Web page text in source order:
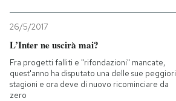
26/5/2017
L’Inter ne uscirà mai?
Fra progetti falliti e "rifondazioni" mancate,
quest'anno ha disputato una delle sue peggiori
stagioni e ora deve di nuovo ricominciare da
zero